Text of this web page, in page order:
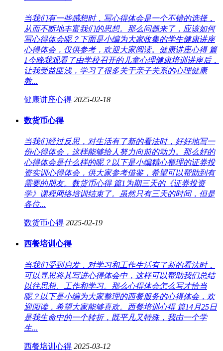
当我们有一些感想时，写心得体会是一个不错的选择，
从而不断地丰富我们的思想。那么问题来了，应该如何
写心得体会呢？下面是小编为大家收集的学生健康讲座
心得体会，仅供参考，欢迎大家阅读。健康讲座心得 篇
1今晚我观看了由学校召开的儿童心理健康培训讲座后，
让我受益匪浅，学习了很多关于亲子关系的心理健康
教...
健康讲座心得 2025-02-18
数货币心得
当我们经过反思，对生活有了新的看法时，好好地写一
份心得体会，这样能够给人努力向前的动力。那么好的
心得体会是什么样的呢？以下是小编精心整理的证券投
资实训心得体会，供大家参考借鉴，希望可以帮助到有
需要的朋友。数货币心得 篇1为期三天的《证券投资
学》课程网络培训结束了。虽然只有三天的时间，但是
各位...
数货币心得 2025-02-19
西餐培训心得
当我们受到启发，对学习和工作生活有了新的看法时，
可以寻思将其写进心得体会中，这样可以帮助我们总结
以往思想、工作和学习。那么心得体会怎么写才恰当
呢？以下是小编为大家整理的西餐服务的心得体会，欢
迎阅读，希望大家能够喜欢。西餐培训心得 篇14月25日
是我生命中的一个转折，既平凡又特殊，我由一个学
生...
西餐培训心得 2025-03-12